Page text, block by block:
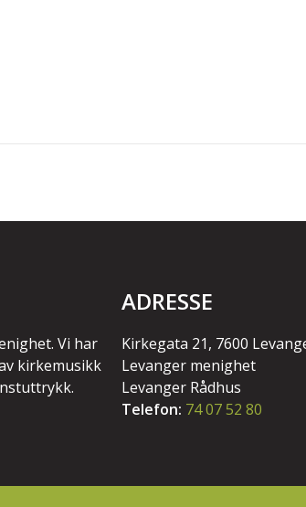
Vi har
kirkemusikk
ADRESSE
Kirkegata 21, 7600
Levanger menighet
Levanger Rådhus
Telefon: 74 07 52 80